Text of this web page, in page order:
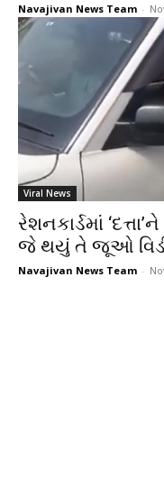
Navajivan News Team -
Viral News
રેશનકાર્ડમાં
જે થયું તે જૂઓ
Navajivan News Team -